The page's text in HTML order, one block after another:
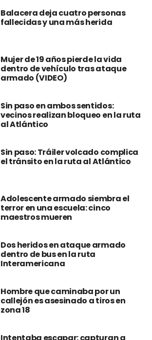
Balacera deja cuatro personas
fallecidas y una más herida
Mujer de 19 años pierde la vida
dentro de vehículo tras ataque
armado (VIDEO)
Sin paso en ambos sentidos:
vecinos realizan bloqueo en la ruta
al Atlántico
Sin paso: Tráiler volcado complica
el tránsito en la ruta al Atlántico
Adolescente armado siembra el
terror en una escuela: cinco
maestros mueren
Dos heridos en ataque armado
dentro de bus en la ruta
Interamericana
Hombre que caminaba por un
callejón es asesinado a tiros en
zona 18